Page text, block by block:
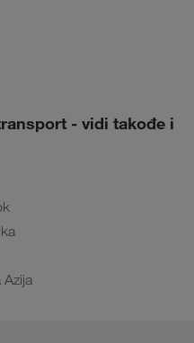
- vidi takođe i